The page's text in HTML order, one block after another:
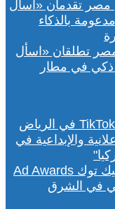
مصر تطلقان «اسأل
في مطار
في ديسمبر القادم.. جوائز تيك توك Ad Awards
في الشرق